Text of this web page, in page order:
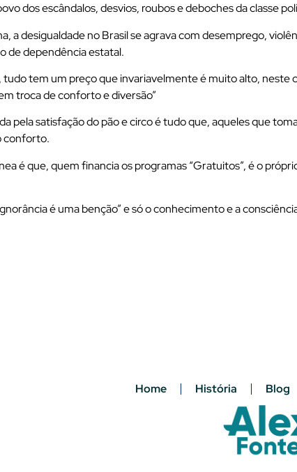
dos escândalos, desvios, roubos e deboches da classe
a desigualdade no Brasil se agrava com desemprego,
de dependência estatal.
tudo tem um preço que invariavelmente é muito alto, neste
troca de conforto e diversão”
pela satisfação do pão e circo é tudo que, aqueles que
conforto.
é que, quem financia os programas “Gratuitos”, é o
é uma benção” e só o conhecimento e a
Home História Blog